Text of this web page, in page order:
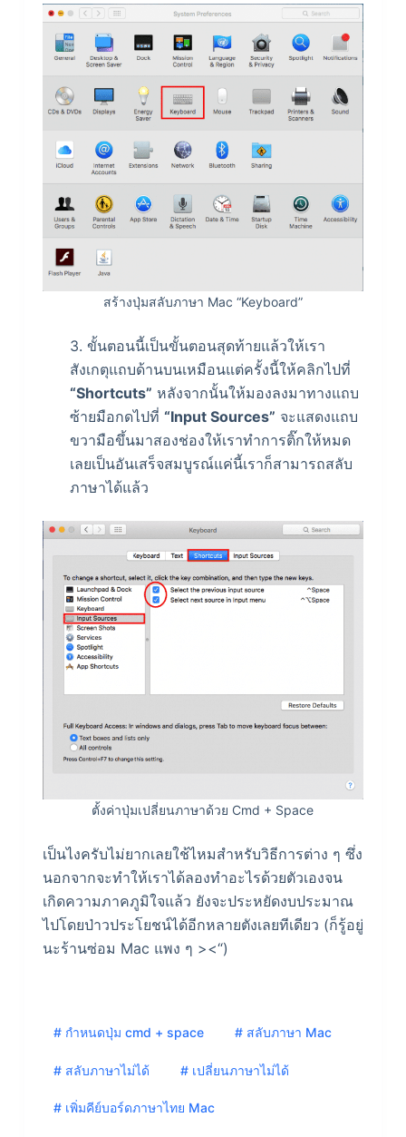
สร้างปุ่มสลับภาษา Mac “Keyboard”
3. ขั้นตอนนี้เป็นขั้นตอนสุดท้ายแล้วให้เรา
สังเกตุแถบด้านบนเหมือนแต่ครั้งนี้ให้คลิกไปที่
“Shortcuts” หลังจากนั้นให้มองลงมาทางแถบ
ซ้ายมือกดไปที่ “Input Sources” จะแสดงแถบ
ขวามือขึ้นมาสองช่องให้เราทำการติ๊กให้หมด
เลยเป็นอันเสร็จสมบูรณ์แค่นี้เราก็สามารถสลับ
ภาษาได้แล้ว
ตั้งค่าปุ่มเปลี่ยนภาษาด้วย Cmd + Space
เป็นไงครับไม่ยากเลยใช้ไหมสำหรับวิธีการต่าง ๆ ซึ่ง
นอกจากจะทำให้เราได้ลองทำอะไรด้วยตัวเองจน
เกิดความภาคภูมิใจแล้ว ยังจะประหยัดงบประมาณ
ไปโดยป่าวประโยชน์ได้อีกหลายตังเลยทีเดียว (ก็รู้อยู่
นะร้านซ่อม Mac แพง ๆ ><“)
# กำหนดปุ่ม cmd + space # สลับภาษา Mac
# สลับภาษาไม่ได้ # เปลี่ยนภาษาไม่ได้
# เพิ่มคีย์บอร์ดภาษาไทย Mac